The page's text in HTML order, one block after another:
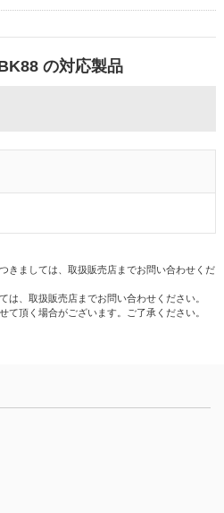
の対応製品
きましては、取扱販売店までお問い合わせくだ
は、取扱販売店までお問い合わせください。
て頂く場合がございます。ご了承ください。